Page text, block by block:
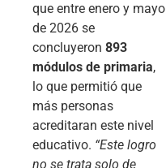
que entre enero y mayo
de 2026 se
concluyeron 893
módulos de primaria,
lo que permitió que
más personas
acreditaran este nivel
educativo. “Este logro
no se trata solo de